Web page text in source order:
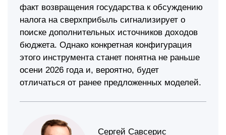
факт возвращения государства к обсуждению
налога на сверхприбыль сигнализирует о
поиске дополнительных источников доходов
бюджета. Однако конкретная конфигурация
этого инструмента станет понятна не раньше
осени 2026 года и, вероятно, будет
отличаться от ранее предложенных моделей.
Сергей Савсерис